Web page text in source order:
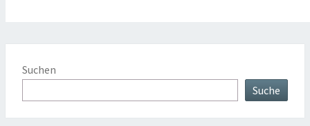
Suchen
Suche